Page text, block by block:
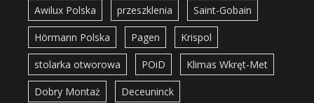
Awilux Polska przeszklenia Saint-Gobain
Hörmann Polska Pagen Krispol
stolarka otworowa POiD Klimas Wkręt-Met
Dobry Montaż Deceuninck